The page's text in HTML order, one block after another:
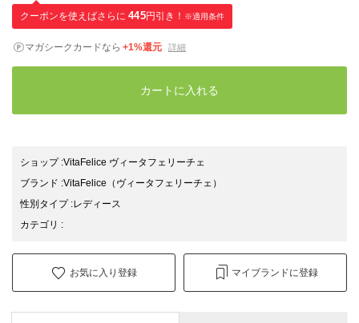
クーポンを使えばさらに 445円引き！ ※適用条件
マガシークカードなら +1%還元 詳細
カートに入れる
ショップ:VitaFelice ヴィータフェリーチェ
ブランド :VitaFelice （ヴィータフェリーチェ）
性別タイプ:レディース
カテゴリ :
お気に入り登録 マイブランドに登録